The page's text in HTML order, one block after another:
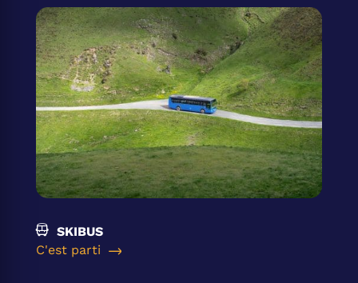
SKIBUS
C'est parti